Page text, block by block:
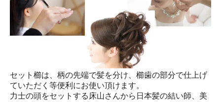
セット櫛は、柄の先端で髪を分け、櫛歯の部分で仕上げ
ていただく等便利にお使い頂けます。
力士の頭をセットする床山さんから日本髪の結い師、美